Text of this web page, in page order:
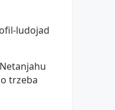
ludojad
trzeba